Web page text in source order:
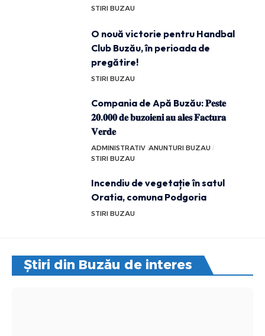
STIRI BUZAU
O nouă victorie pentru Handbal
Club Buzău, în perioada de
pregătire!
STIRI BUZAU
Compania de Apă Buzău: 𝐏𝐞𝐬𝐭𝐞
𝟐𝟎.𝟎𝟎𝟎 𝐝𝐞 𝐛𝐮𝐳𝐨𝐢𝐞𝐧𝐢 𝐚𝐮 𝐚𝐥𝐞𝐬 𝐅𝐚𝐜𝐭𝐮𝐫𝐚
𝐕𝐞𝐫𝐝𝐞
ADMINISTRATIV ANUNTURI BUZAU
STIRI BUZAU
Incendiu de vegetație în satul
Oratia, comuna Podgoria
STIRI BUZAU
Știri din Buzău de interes